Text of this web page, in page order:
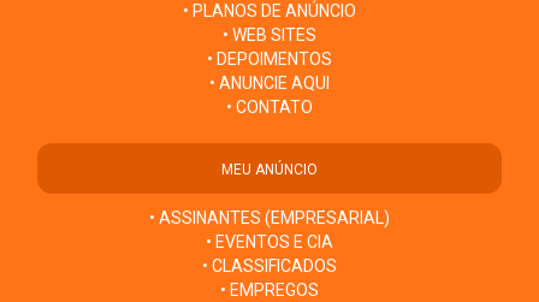
• PLANOS DE ANÚNCIO
• WEB SITES
• DEPOIMENTOS
• ANUNCIE AQUI
• CONTATO
MEU ANÚNCIO
• ASSINANTES (EMPRESARIAL)
• EVENTOS E CIA
• CLASSIFICADOS
• EMPREGOS